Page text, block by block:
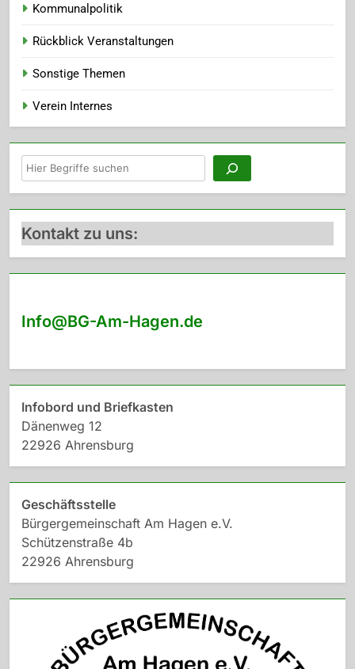
Kommunalpolitik
Rückblick Veranstaltungen
Sonstige Themen
Verein Internes
Suchen
Kontakt zu uns:
Info@BG-Am-Hagen.de
Infobord und Briefkasten
Dänenweg 12
22926 Ahrensburg
Geschäftsstelle
Bürgergemeinschaft Am Hagen e.V.
Schützenstraße 4b
22926 Ahrensburg